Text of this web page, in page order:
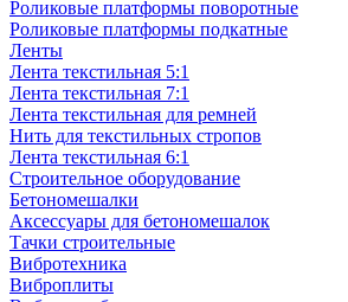
Роликовые платформы поворотные
Роликовые платформы подкатные
Ленты
Лента текстильная 5:1
Лента текстильная 7:1
Лента текстильная для ремней
Нить для текстильных стропов
Лента текстильная 6:1
Строительное оборудование
Бетономешалки
Аксессуары для бетономешалок
Тачки строительные
Вибротехника
Виброплиты